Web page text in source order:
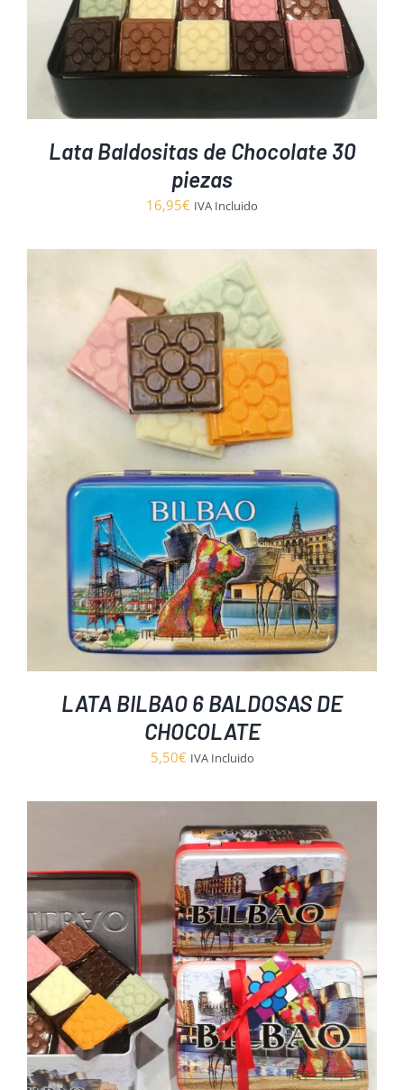
Lata Baldositas de Chocolate 30
piezas
16,95€ IVA Incluido
LATA BILBAO 6 BALDOSAS DE
CHOCOLATE
5,50€ IVA Incluido